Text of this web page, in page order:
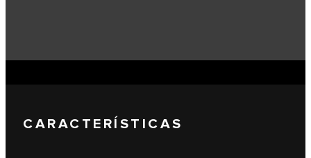
CARACTERÍSTICAS